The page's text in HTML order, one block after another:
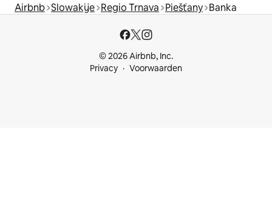
Airbnb Slowakije Regio Trnava Piešťany Banka
© 2026 Airbnb, Inc.
Privacy
Voorwaarden